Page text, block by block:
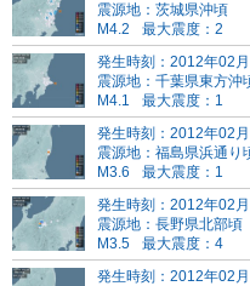
震源地：茨城県沖頃
M4.2
最大震度：2
発生時刻：2012年02
震源地：千葉県東方沖
M4.1
最大震度：1
発生時刻：2012年02
震源地：福島県浜通り
M3.6
最大震度：1
発生時刻：2012年02
震源地：長野県北部頃
M3.5
最大震度：4
発生時刻：2012年02